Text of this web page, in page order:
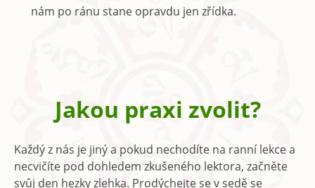
nám po ránu stane opravdu jen zřídka.
Jakou praxi zvolit?
Každý z nás je jiný a pokud nechodíte na ranní lekce a
necvičíte pod dohledem zkušeného lektora, začněte
svůj den hezky zlehka. Prodýchejte se v sedě se